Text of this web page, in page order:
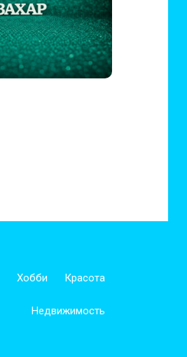
Хобби Красота
Недвижимость